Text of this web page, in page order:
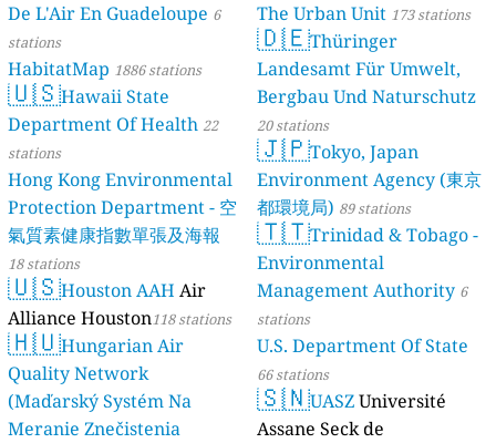
De L'Air En Guadeloupe 6
stations
HabitatMap 1886 stations
🇺🇸Hawaii State
Department Of Health 22
stations
Hong Kong Environmental
Protection Department - 空
氣質素健康指數單張及海報
18 stations
🇺🇸Houston AAH Air
Alliance Houston118 stations
🇭🇺Hungarian Air
Quality Network
(Maďarský Systém Na
Meranie Znečistenia
The Urban Unit 173 stations
🇩🇪Thüringer
Landesamt Für Umwelt,
Bergbau Und Naturschutz
20 stations
🇯🇵Tokyo, Japan
Environment Agency (東京
都環境局) 89 stations
🇹🇹Trinidad & Tobago -
Environmental
Management Authority 6
stations
U.S. Department Of State
66 stations
🇸🇳UASZUniversité
Assane Seck de